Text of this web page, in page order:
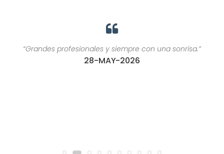
“Grandes profesionales y siempre con una sonrisa.”
28-MAY-2026